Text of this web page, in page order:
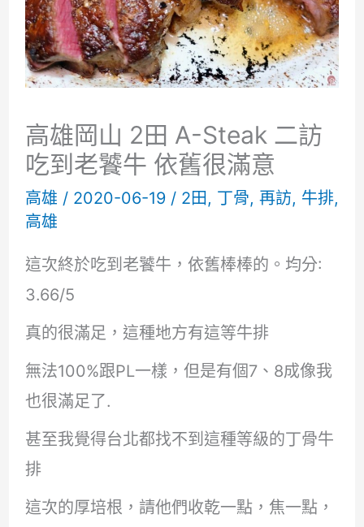
高雄岡山 2田 A-Steak 二訪
吃到老饕牛 依舊很滿意
高雄 / 2020-06-19 / 2田 , 丁骨, 再訪, 牛排,
高雄
這次終於吃到老饕牛，依舊棒棒的。均分:
3.66/5
真的很滿足，這種地方有這等牛排
無法100%跟PL一樣，但是有個7、8成像我
也很滿足了.
甚至我覺得台北都找不到這種等級的丁骨牛
排
這次的厚培根，請他們收乾一點，焦一點，